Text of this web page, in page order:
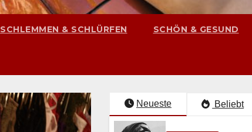
SCHLEMMEN & SCHLÜRFEN SCHÖN & GESUND
Neueste Beliebt